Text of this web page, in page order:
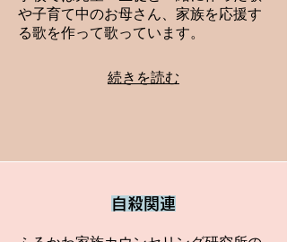
や子育て中のお母さん、家族を応援す
る歌を作って歌っています。
​続きを読む
自殺関連